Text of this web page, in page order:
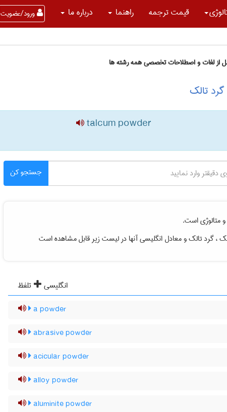
قیمت ترجمه راهنما درباره ما ورود/عضویت
از لغات و اصطلاحات تخصصی همه رشته ها
تالک
talcum powder
جستجو کن
متالوژیاست.
، گرد تالکو معادل انگلیسی آنها در لیست زیر قابل مشاهده است
انگلیسی
تلفظ
a powder
abrasive powder
acicular powder
alloy powder
aluminite powder